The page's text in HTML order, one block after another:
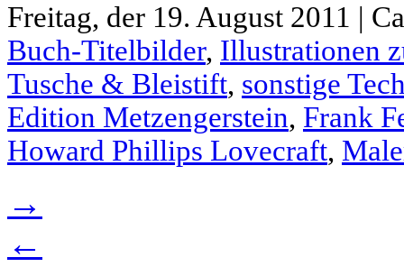
Freitag, der 19. August 2011 |
Buch-Titelbilder, Illustrationen
Tusche & Bleistift, sonstige
Edition Metzengerstein, Frank
Howard Phillips Lovecraft,
→
←